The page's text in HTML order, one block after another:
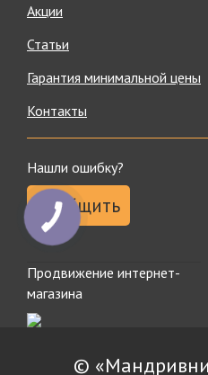
Акции
Статьи
Гарантия минимальной цены
Контакты
Нашли ошибку?
Сообщить
Продвижение интернет-
магазина
©
КНОПКА
ЗВ'ЯЗКУ